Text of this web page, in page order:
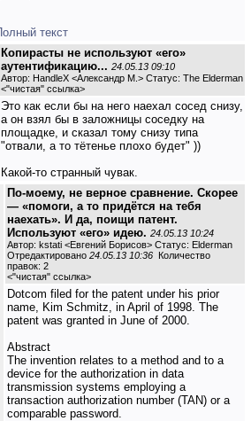
текст
Копирасты не используют «его»
аутентификацию... 24.05.13 09:10
Автор: HandleX <Александр М.> Статус: The Elderman
<"чистая" ссылка>
Это как если бы на него наехал сосед снизу,
а он взял бы в заложницы соседку на
площадке, и сказал тому снизу типа
"отвали, а то тётенье плохо будет" ))
Какой-то странный чувак.
По-моему, не верное сравнение. Скорее
— «помоги, а то придётся на тебя
наехать». И да, поищи патент.
Используют «его» идею. 24.05.13 10:24
Автор: kstati <Евгений Борисов> Статус: Elderman
Отредактировано 24.05.13 10:36 Количество
правок: 2
<"чистая" ссылка>
Dotcom filed for the patent under his prior
name, Kim Schmitz, in April of 1998. The
patent was granted in June of 2000.
Abstract
The invention relates to a method and to a
device for the authorization in data
transmission systems employing a
transaction authorization number (TAN) or a
comparable password.